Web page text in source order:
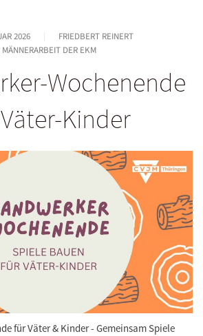
2026
FRIEDBERT REINERT
MÄNNERARBEIT DER EKM
Wochenende
Kinder
für Väter & Kinder - Gemeinsam Spiele